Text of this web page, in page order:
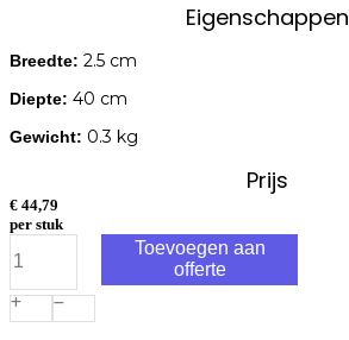
Eigenschappen
Breedte: 2.5 cm
Diepte: 40 cm
Gewicht: 0.3 kg
Prijs
€ 44,79
per stuk
Alu-
waterpas
X-
profiel
Toevoegen aan
offerte